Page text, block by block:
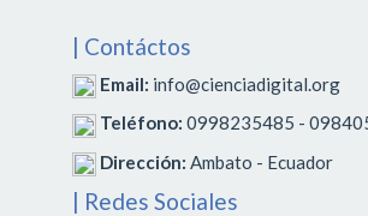
| Contáctos
Email: info@cienciadigital.org
Teléfono: 0998235485 -
Dirección: Ambato - Ecuador
| Redes Sociales